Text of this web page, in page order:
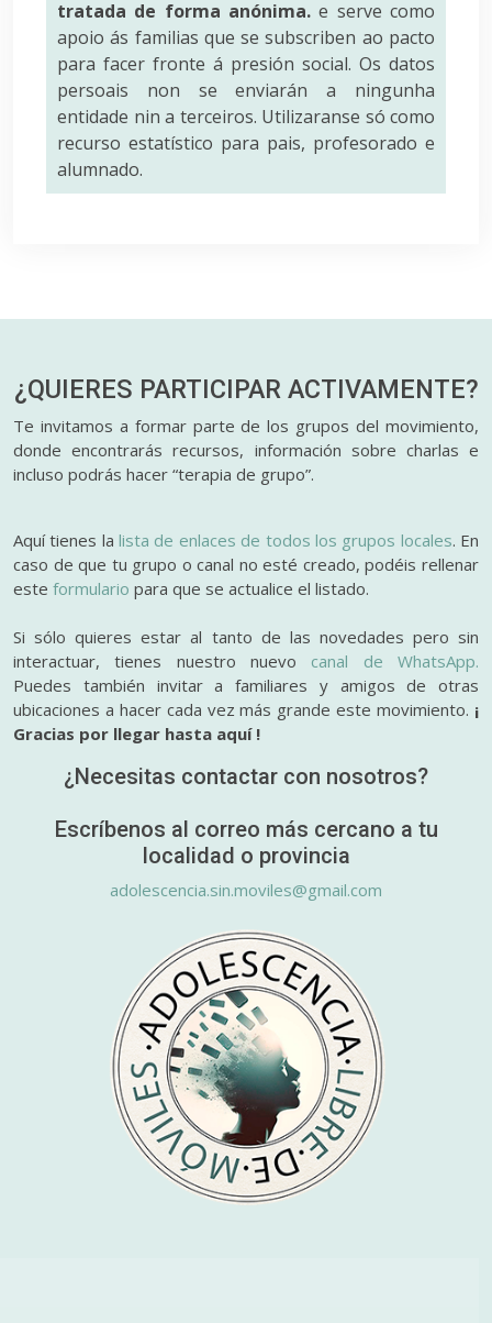
tratada de forma anónima. e serve como
apoio ás familias que se subscriben ao pacto
para facer fronte á presión social. Os datos
persoais non se enviarán a ningunha
entidade nin a terceiros. Utilizaranse só como
recurso estatístico para pais, profesorado e
alumnado.
¿QUIERES PARTICIPAR ACTIVAMENTE?
Te invitamos a formar parte de los grupos del movimiento,
donde encontrarás recursos, información sobre charlas e
incluso podrás hacer “terapia de grupo”.
Aquí tienes lalista de enlaces de todos los grupos locales. En
caso de que tu grupo o canal no esté creado, podéis rellenar
este formulario para que se actualice el listado.
Si sólo quieres estar al tanto de las novedades pero sin
interactuar, tienes nuestro nuevo canal de WhatsApp.
Puedes también invitar a familiares y amigos de otras
ubicaciones a hacer cada vez más grande este movimiento. ¡
Gracias por llegar hasta aquí !
¿Necesitas contactar con nosotros?
Escríbenos al correo más cercano a tu
localidad o provincia
adolescencia.sin.moviles@gmail.com